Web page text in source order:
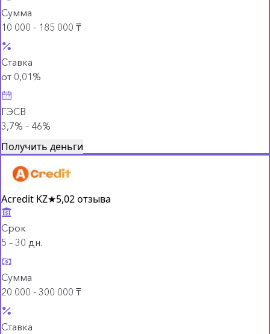
Сумма
10 000 - 185 000 ₸
Ставка
от 0,01%
ГЭСВ
3,7% – 46%
Получить деньги
Acredit KZ★5,02 отзыва
Срок
5 – 30 дн.
Сумма
20 000 - 300 000 ₸
Ставка